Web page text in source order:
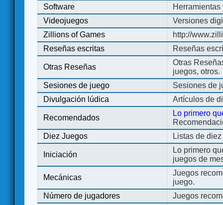
Software
Videojuegos
Versiones
Zillions of Games
http://
Reseñas escritas
Reseñas
Otras Reseñas
Otras
juegos, otros.
Sesiones de juego
Sesiones de
Divulgación lúdica
Artículos de
Recomendados
Lo primero
Diez Juegos
Listas de
Iniciación
Lo primero
juegos de
Mecánicas
Juegos
juego.
Número de jugadores
Juegos